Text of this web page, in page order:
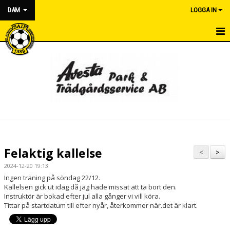
DAM LOGGA IN
DAM
BILDGALLERI
DOKUMENT
KONTAKT
>
<
Felaktig kallelse
2024-12-20 19:13
Ingen träning på söndag 22/12.
Kallelsen gick ut idag då jag hade missat att ta bort den.
Instruktör är bokad efter jul alla gånger vi vill köra.
Tittar på startdatum till efter nyår, återkommer när.det är klart.